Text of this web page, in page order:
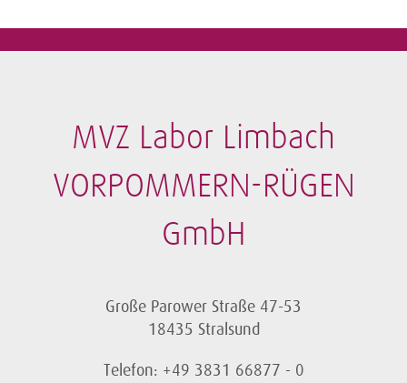
MVZ Labor Limbach
VORPOMMERN-RÜGEN
GmbH
Große Parower Straße 47-53
18435 Stralsund
Telefon: +49 3831 66877 - 0